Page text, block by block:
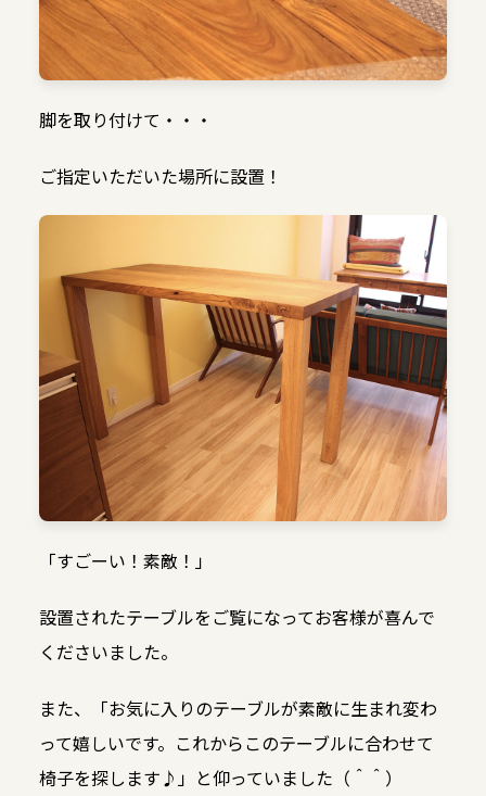
脚を取り付けて・・・
ご指定いただいた場所に設置！
「すごーい！素敵！」
設置されたテーブルをご覧になってお客様が喜んで
くださいました。
また、「お気に入りのテーブルが素敵に生まれ変わ
って嬉しいです。これからこのテーブルに合わせて
椅子を探します♪」と仰っていました（＾＾）